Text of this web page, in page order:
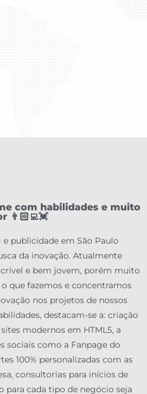
com habilidades e muito
👨🏻‍💻💓
publicidade em São Paulo
da inovação. Atualmente
e bem jovem, porém muito
que fazemos e concentramos
nos projetos de nossos
destacam-se a: criação
modernos em HTML5, a
sociais como a Fanpage do
100% personalizadas com as
consultorias para inícios de
para cada tipo de negócio seja